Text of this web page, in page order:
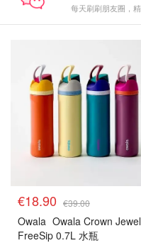
每天刷刷朋友圈，
€18.90 €39.00
Owala Owala Crown Jewel
FreeSip 0.7L 水瓶